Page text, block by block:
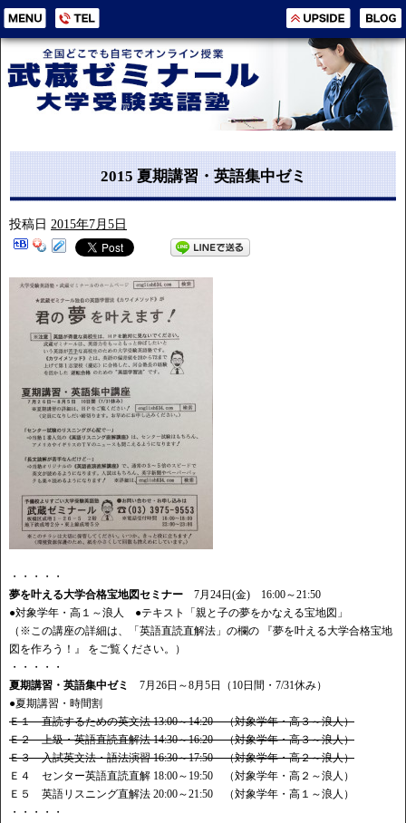
2015 夏期講習・英語集中ゼミ
投稿日 2015年7月5日
・・・・・
夢を叶える大学合格宝地図セミナー 7月24日(金) 16:00～21:50
●対象学年・高１～浪人 ●テキスト「親と子の夢をかなえる宝地図」
（※この講座の詳細は、「英語直読直解法」の欄の 『夢を叶える大学合格宝地
図を作ろう！』 をご覧ください。）
・・・・・
夏期講習・英語集中ゼミ
7月26日～8月5日（10日間・7/31休み）
●夏期講習・時間割
Ｅ１ 直読するための英文法 13:00～14:20 （対象学年・高３～浪人）
Ｅ２ 上級・英語直読直解法 14:30～16:20 （対象学年・高３～浪人）
Ｅ３ 入試英文法・語法演習 16:30～17:50 （対象学年・高２～浪人）
Ｅ４ センター英語直読直解 18:00～19:50 （対象学年・高２～浪人）
Ｅ５ 英語リスニング直解法 20:00～21:50 （対象学年・高１～浪人）
・・・・・